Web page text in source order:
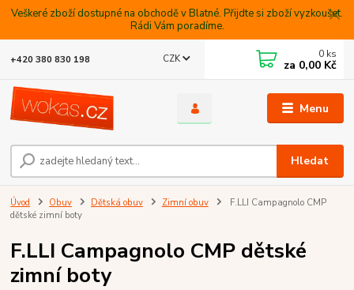
Veškeré zboží dostupné na obchodě v Blatné. Přijdte si zboží vyzkoušet.
Rádi Vám poradíme.
Menu
CZK
Hledat
+420 380 830 198 0 ks
za 0,00 Kč
Úvod Obuv Dětská obuv Zimní obuv
F.LLI Campagnolo CMP
dětské zimní boty
F.LLI Campagnolo CMP dětské
zimní boty